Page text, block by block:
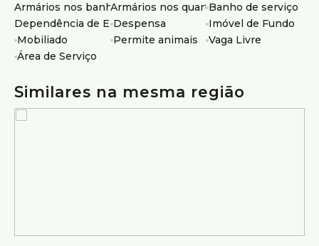
Banheiro social
Área de serviço
2 vagas de garagem
Ambientes prontos para morar
Ideal para quem busca praticidade no dia a dia, com a
comodidade de um imóvel mobiliado em uma localização
Armários nos banheirosArmários nos quartosBanho de serviço
Dependência de Empregados
Despensa
Imóvel de Fundo
Mobiliado
Permite animais
Vaga Livre
Área de Serviço
Similares na mesma região